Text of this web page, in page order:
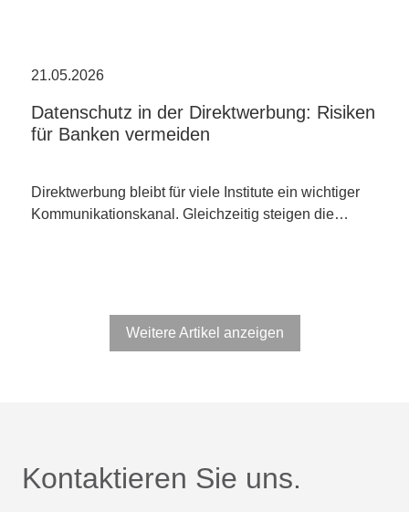
21.05.2026
Datenschutz in der Direktwerbung: Risiken
für Banken vermeiden
Direktwerbung bleibt für viele Institute ein wichtiger
Kommunikationskanal. Gleichzeitig steigen die…
Weitere Artikel anzeigen
Kontaktieren Sie uns.